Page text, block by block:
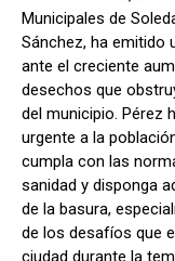
Municipales de
Sánchez, ha emitido
ante el creciente
desechos que
del municipio. Pérez
urgente a la
cumpla con las
sanidad y disponga
de la basura,
de los desafíos que
ciudad durante la